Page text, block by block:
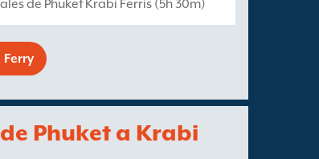
de Phuket Krabi Ferris (5h 30m)
Phuket a Krabi